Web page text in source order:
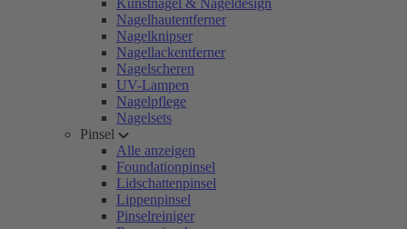
Kunstnägel & Nageldesign
Nagelhautentferner
Nagelknipser
Nagellackentferner
Nagelscheren
UV-Lampen
Nagelpflege
Nagelsets
Pinsel
Alle anzeigen
Foundationpinsel
Lidschattenpinsel
Lippenpinsel
Pinselreiniger